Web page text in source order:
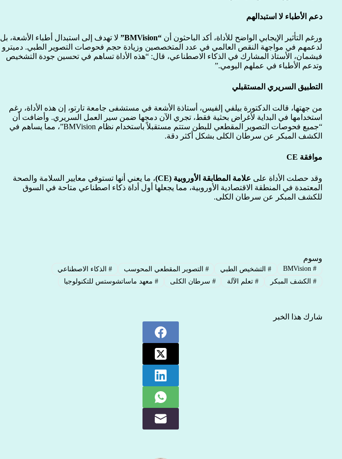
دعم الأطباء لا استبدالهم
ورغم التأثير الإيجابي الواضح للأداة، أكد الباحثون أن “BMVision”
لا تهدف إلى استبدال أطباء الأشعة، بل
لدعمهم في مواجهة النقص العالمي في عدد المتخصصين وزيادة حجم فحوصات التصوير الطبي. دميترو
فيشمان، الأستاذ المشارك في الذكاء الاصطناعي، قال: “هذه الأداة تساهم في تحسين جودة التشخيص
وتدعم الأطباء في عملهم اليومي.”
التطبيق السريري المستقبلي
من جهتها، قالت الدكتورة بيلفي إلفيس، أستاذة الأشعة في مستشفى جامعة تارتو، إن هذه الأداة، رغم
استخدامها في البداية لأغراض بحثية فقط، تجري الآن دمجها ضمن سير العمل السريري. وأضافت أن
“جميع فحوصات التصوير المقطعي للبطن ستتم مستقبلاً باستخدام نظام BMVision”، مما يساهم في
الكشف المبكر عن سرطان الكلى بشكل أكثر دقة.
موافقة CE
وقد حصلت الأداة على علامة المطابقة الأوروبية (CE)
، ما يعني أنها تستوفي معايير السلامة والصحة
المعتمدة في المنطقة الاقتصادية الأوروبية، مما يجعلها أول أداة ذكاء اصطناعي متاحة في السوق
للكشف المبكر عن سرطان الكلى.
وسوم
#
BMVision
#التشخيص الطبي # التصوير المقطعي المحوسب # الذكاء الاصطناعي
#الكشف المبكر #تعلم الآلة # سرطان الكلى # معهد ماساتشوستس للتكنولوجيا
شارك هذا الخبر